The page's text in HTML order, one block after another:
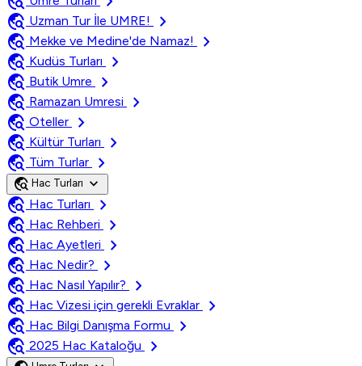
travel_explore Uzman Tur İle UMRE!
chevron_right
travel_explore Mekke ve Medine'de Namaz!
chevron_right
travel_explore Kudüs Turları
chevron_right
travel_explore Butik Umre
chevron_right
travel_explore Ramazan Umresi
chevron_right
travel_explore Oteller
chevron_right
travel_explore Kültür Turları
chevron_right
travel_explore Tüm Turlar chevron_right
travel_explore Hac Turları expand_more
travel_explore Hac Turları
chevron_right
travel_explore Hac Rehberi
chevron_right
travel_explore Hac Ayetleri
chevron_right
travel_explore Hac Nedir?
chevron_right
travel_explore Hac Nasıl Yapılır?
chevron_right
travel_explore Hac Vizesi için gerekli Evraklar
chevron_right
travel_explore Hac Bilgi Danışma Formu
chevron_right
travel_explore 2025 Hac Kataloğu chevron_right